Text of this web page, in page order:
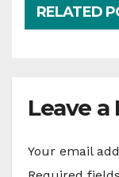
RELATED
Leave a
Your email